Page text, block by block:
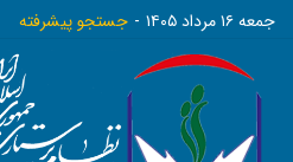
جمعه ١٦ مرداد ١٤٠٥ جستجو پیشرفته